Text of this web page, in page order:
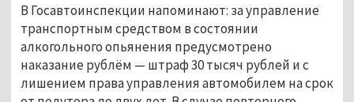
В Госавтоинспекции напоминают: за управление
транспортным средством в состоянии
алкогольного опьянения предусмотрено
наказание рублём — штраф 30 тысяч рублей и с
лишением права управления автомобилем на срок